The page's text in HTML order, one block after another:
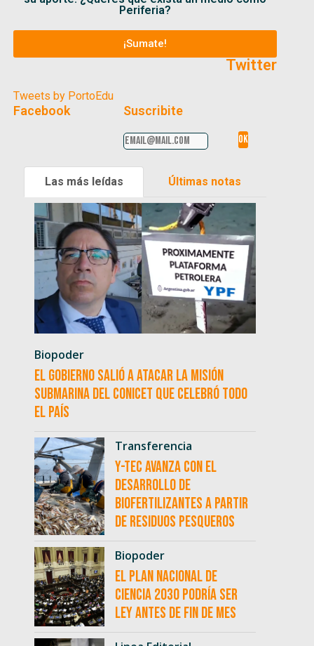
Periferia?
¡Sumate!
Twitter
Tweets by PortoEdu
Facebook Suscribite
Las más leídas Últimas notas
Biopoder
El Gobierno salió a atacar la misión
submarina del CONICET que celebró todo
el país
Transferencia
Y-TEC avanza con el
desarrollo de
biofertilizantes a partir
de residuos pesqueros
Biopoder
El Plan Nacional de
Ciencia 2030 podría ser
ley antes de fin de mes